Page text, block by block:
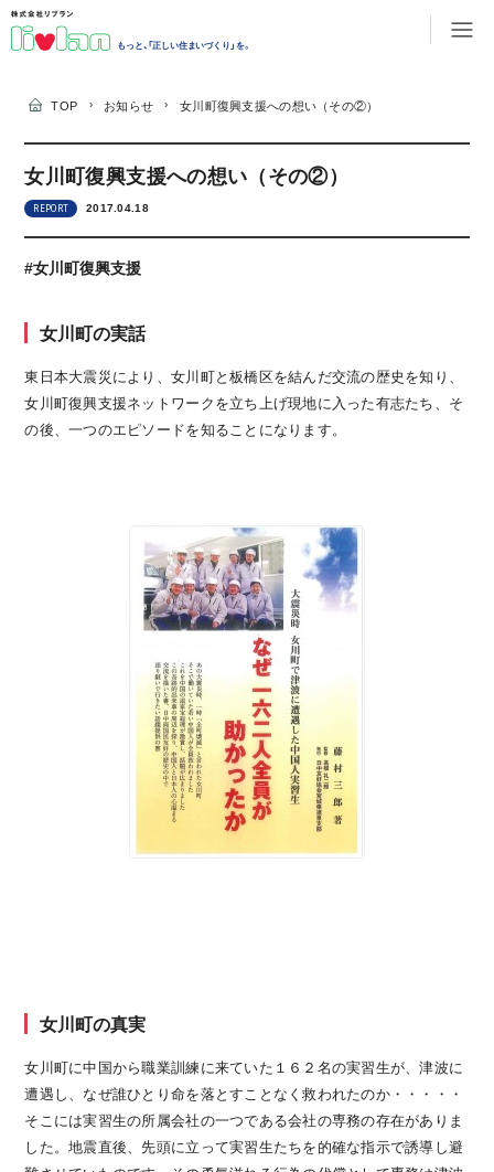
もっと、「正しい住まいづくり」を。
TOP › お知らせ › 女川町復興支援への想い（その②）
女川町復興支援への想い（その②）
REPORT 2017.04.18
#女川町復興支援
女川町の実話
東日本大震災により、女川町と板橋区を結んだ交流の歴史を知り、
女川町復興支援ネットワークを立ち上げ現地に入った有志たち、そ
の後、一つのエピソードを知ることになります。
女川町の真実
女川町に中国から職業訓練に来ていた１６２名の実習生が、津波に
遭遇し、なぜ誰ひとり命を落とすことなく救われたのか・・・・・
そこには実習生の所属会社の一つである会社の専務の存在がありま
した。地震直後、先頭に立って実習生たちを的確な指示で誘導し避